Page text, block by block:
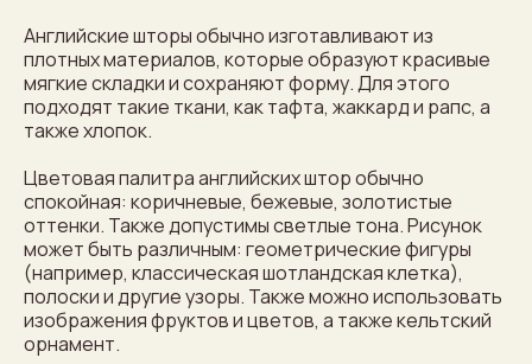
Английские шторы обычно изготавливают из
плотных материалов, которые образуют красивые
мягкие складки и сохраняют форму. Для этого
подходят такие ткани, как тафта, жаккард и рапс, а
также хлопок.
Цветовая палитра английских штор обычно
спокойная: коричневые, бежевые, золотистые
оттенки. Также допустимы светлые тона. Рисунок
может быть различным: геометрические фигуры
(например, классическая шотландская клетка),
полоски и другие узоры. Также можно использовать
изображения фруктов и цветов, а также кельтский
орнамент.